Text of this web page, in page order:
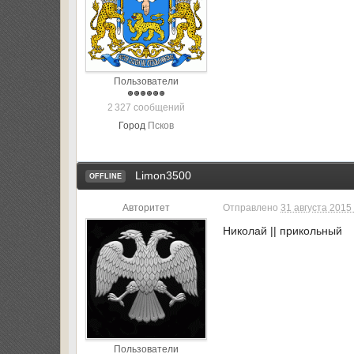
Пользователи
2 327 сообщений
Город Псков
OFFLINE Limon3500
Авторитет
Пользователи
Отправлено31 августа
Николай || прикольный